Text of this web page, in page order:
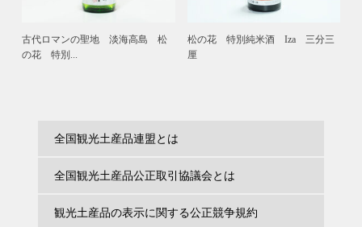
古代ロマンの聖地 淡海高島 松
の花 特別...
松の花 特別純米酒 Iza 三分三
厘
全国観光土産品連盟とは
全国観光土産品公正取引協議会とは
観光土産品の表示に関する公正競争規約